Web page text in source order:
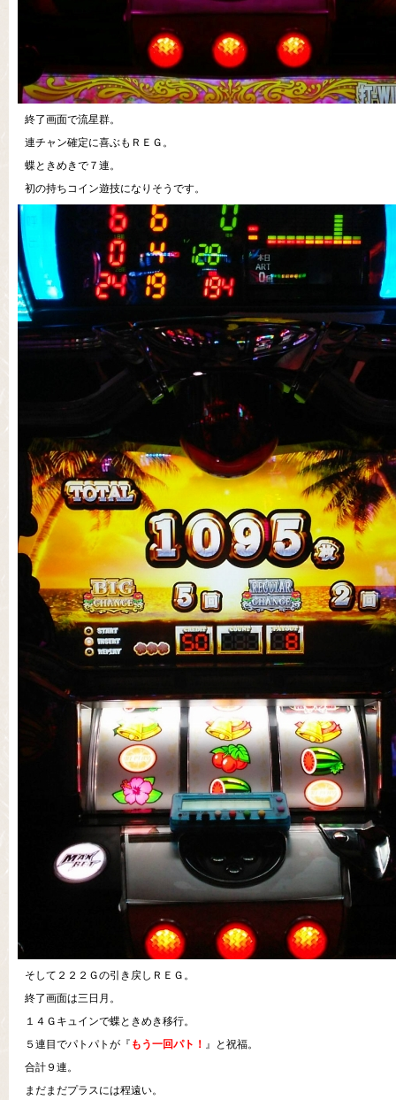
終了画面で流星群。
連チャン確定に喜ぶもＲＥＧ。
蝶ときめきで７連。
初の持ちコイン遊技になりそうです。
そして２２２Ｇの引き戻しＲＥＧ。
終了画面は三日月。
１４Ｇキュインで蝶ときめき移行。
５連目でパトパトが『 もう一回パト！ 』と祝福。
合計９連。
まだまだプラスには程遠い。